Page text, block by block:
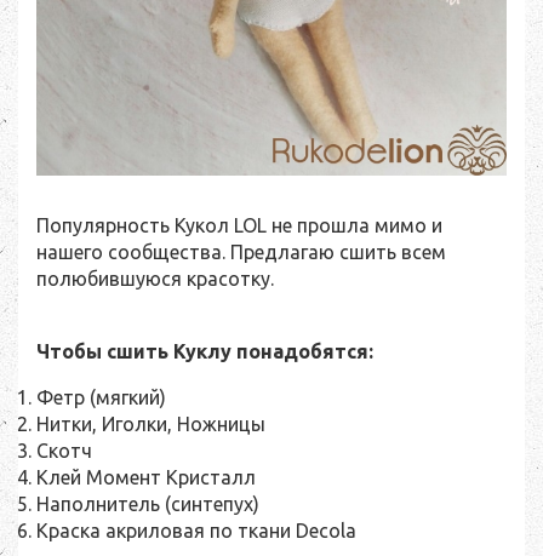
Популярность Кукол LOL не прошла мимо и
нашего сообщества. Предлагаю сшить всем
полюбившуюся красотку.
Чтобы сшить Куклу понадобятся:
Фетр (мягкий)
Нитки, Иголки, Ножницы
Скотч
Клей Момент Кристалл
Наполнитель (синтепух)
Краска акриловая по ткани Decola